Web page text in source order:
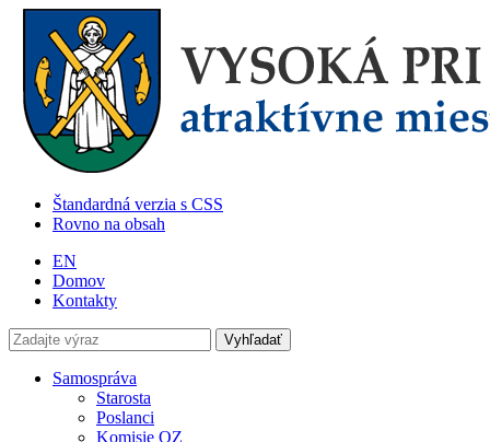
Štandardná verzia s CSS
Rovno na obsah
EN
Domov
Kontakty
Samospráva
Starosta
Poslanci
Komisie OZ